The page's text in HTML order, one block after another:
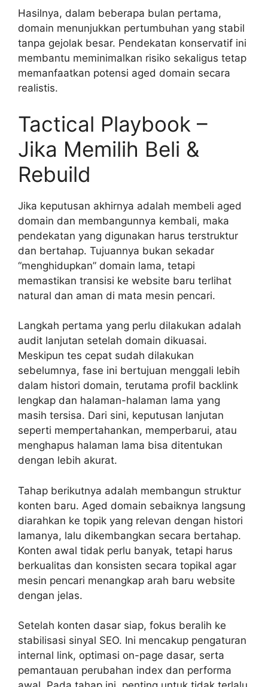
Hasilnya, dalam beberapa bulan pertama,
domain menunjukkan pertumbuhan yang stabil
tanpa gejolak besar. Pendekatan konservatif ini
membantu meminimalkan risiko sekaligus tetap
memanfaatkan potensi aged domain secara
realistis.
Tactical Playbook –
Jika Memilih Beli &
Rebuild
Jika keputusan akhirnya adalah membeli aged
domain dan membangunnya kembali, maka
pendekatan yang digunakan harus terstruktur
dan bertahap. Tujuannya bukan sekadar
“menghidupkan” domain lama, tetapi
memastikan transisi ke website baru terlihat
natural dan aman di mata mesin pencari.
Langkah pertama yang perlu dilakukan adalah
audit lanjutan setelah domain dikuasai.
Meskipun tes cepat sudah dilakukan
sebelumnya, fase ini bertujuan menggali lebih
dalam histori domain, terutama profil backlink
lengkap dan halaman-halaman lama yang
masih tersisa. Dari sini, keputusan lanjutan
seperti mempertahankan, memperbarui, atau
menghapus halaman lama bisa ditentukan
dengan lebih akurat.
Tahap berikutnya adalah membangun struktur
konten baru. Aged domain sebaiknya langsung
diarahkan ke topik yang relevan dengan histori
lamanya, lalu dikembangkan secara bertahap.
Konten awal tidak perlu banyak, tetapi harus
berkualitas dan konsisten secara topikal agar
mesin pencari menangkap arah baru website
dengan jelas.
Setelah konten dasar siap, fokus beralih ke
stabilisasi sinyal SEO. Ini mencakup pengaturan
internal link, optimasi on-page dasar, serta
pemantauan perubahan index dan performa